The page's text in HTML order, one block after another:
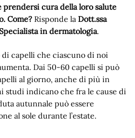
cura della loro salute
Come? Risponde laDott.ssa
in dermatologia.
capelli che ciascuno di noi
Dai 50-60 capelli si può
al giorno, anche di più in
studi indicano che fra le cause di
autunnale può essere
al sole durante l’estate.